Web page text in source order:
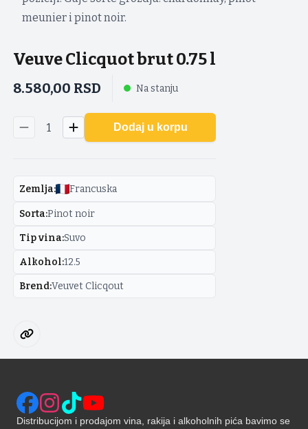
meunier i pinot noir.
Veuve Clicquot brut 0.75 l
8.580,00 RSD Na stanju
1 Dodaj u korpu
Zemlja: Francuska
Sorta:Pinot noir
Tip vina:Suvo
Alkohol:12.5
Brend:Veuvet Clicqout
Distribucijom i prodajom vina, rakija i alkoholnih pića bavimo se